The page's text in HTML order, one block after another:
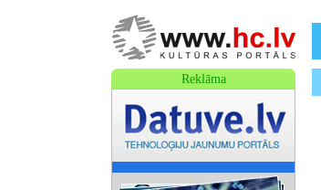
Reklāma